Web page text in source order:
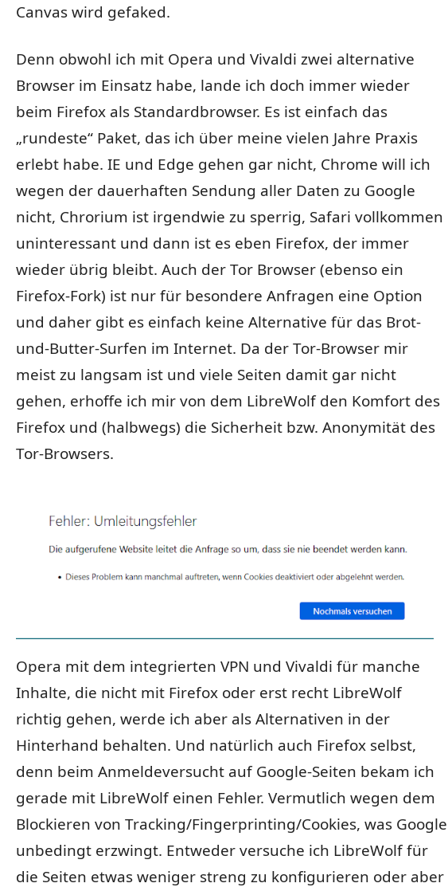
Canvas wird gefaked.
Denn obwohl ich mit Opera und Vivaldi zwei alternative
Browser im Einsatz habe, lande ich doch immer wieder
beim Firefox als Standardbrowser. Es ist einfach das
„rundeste“ Paket, das ich über meine vielen Jahre Praxis
erlebt habe. IE und Edge gehen gar nicht, Chrome will ich
wegen der dauerhaften Sendung aller Daten zu Google
nicht, Chrorium ist irgendwie zu sperrig, Safari vollkommen
uninteressant und dann ist es eben Firefox, der immer
wieder übrig bleibt. Auch der Tor Browser (ebenso ein
Firefox-Fork) ist nur für besondere Anfragen eine Option
und daher gibt es einfach keine Alternative für das Brot-
und-Butter-Surfen im Internet. Da der Tor-Browser mir
meist zu langsam ist und viele Seiten damit gar nicht
gehen, erhoffe ich mir von dem LibreWolf den Komfort des
Firefox und (halbwegs) die Sicherheit bzw. Anonymität des
Tor-Browsers.
Opera mit dem integrierten VPN und Vivaldi für manche
Inhalte, die nicht mit Firefox oder erst recht LibreWolf
richtig gehen, werde ich aber als Alternativen in der
Hinterhand behalten. Und natürlich auch Firefox selbst,
denn beim Anmeldeversucht auf Google-Seiten bekam ich
gerade mit LibreWolf einen Fehler. Vermutlich wegen dem
Blockieren von Tracking/Fingerprinting/Cookies, was Google
unbedingt erzwingt. Entweder versuche ich LibreWolf für
die Seiten etwas weniger streng zu konfigurieren oder aber